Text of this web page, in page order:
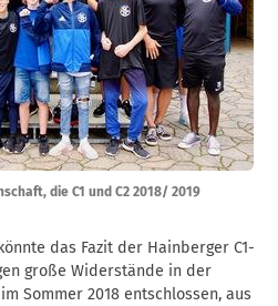
die C1 und C2 2018/ 2019
das Fazit der Hainberger C1-
große Widerstände in der
Sommer 2018 entschlossen, aus